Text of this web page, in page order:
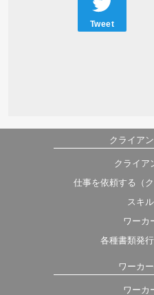
Tweet
クライア
クライア
仕事を依頼する（
スキ
ワーカ
各種書類発
ワーカ
ワーカ